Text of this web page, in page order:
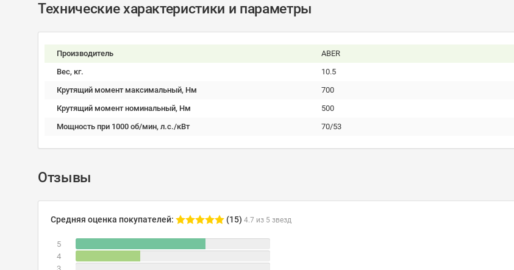
Технические характеристики и параметры
Производитель
ABER
Вес, кг.
10.5
Крутящий момент максимальный, Нм
700
Крутящий момент номинальный, Нм
500
Мощность при 1000 об/мин, л.с./кВт
70/53
Отзывы
Средняя оценка покупателей: (15) 4.7 из 5 звезд
5
4